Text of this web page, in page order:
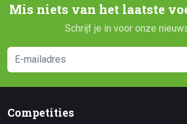
Mis niets van het laatste
Schrijf je in voor onze
Competities